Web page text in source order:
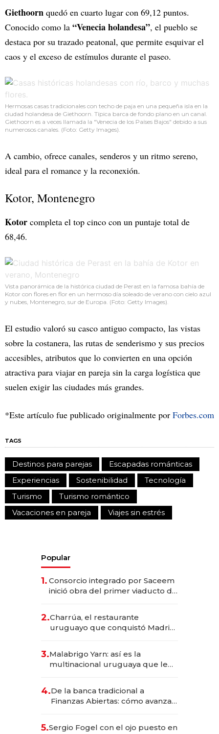
Giethoorn quedó en cuarto lugar con 69,12 puntos.
Conocido como la “Venecia holandesa”, el pueblo se
destaca por su trazado peatonal, que permite esquivar el
caos y el exceso de estímulos durante el paseo.
Hermosas casas tradicionales con techo de paja en una pequeña isla en la
ciudad holandesa de Giethoorn. Típica barca de fondo plano en un canal.
Giethoorn es a veces llamada la "Venecia de los Países Bajos" debido a sus
numerosos canales. (Foto: Getty Images).
A cambio, ofrece canales, senderos y un ritmo sereno,
ideal para el romance y la reconexión.
Kotor, Montenegro
Kotor completa el top cinco con un puntaje total de
68,46.
Vista panorámica de la histórica ciudad de Perast en la famosa bahía de
Kotor con flores en flor en un hermoso día soleado de verano con cielo azul
y nubes, Montenegro, sur de Europa. (Foto: Getty Images).
El estudio valoró su casco antiguo compacto, las vistas
sobre la costanera, las rutas de senderismo y sus precios
accesibles, atributos que lo convierten en una opción
atractiva para viajar en pareja sin la carga logística que
suelen exigir las ciudades más grandes.
*Este artículo fue publicado originalmente por Forbes.com
TAGS
Destinos para parejas
Escapadas románticas
Experiencias
Sostenibilidad
Tecnología
Turismo
Turismo romántico
Vacaciones en pareja
Viajes sin estrés
Popular
1. Consorcio integrado por Saceem
inició obra del primer viaducto de
millones
2.Charrúa, el restaurante
uruguayo que conquistó Madrid:
anticipación y prepara apertura
3.Malabrigo Yarn: así es la
multinacional uruguaya que le
4.De la banca tradicional a
Finanzas Abiertas: cómo avanza
5.Sergio Fogel con el ojo puesto en